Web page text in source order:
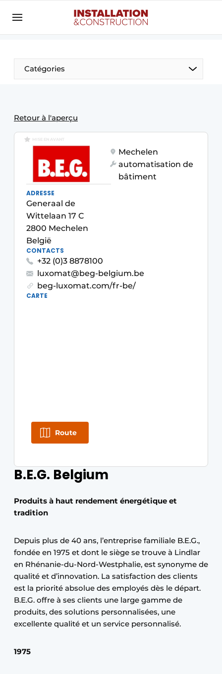
Contact
Contact direct
Enregistrer une offre d’emploi
EntreprisesMerci de votre inscription
S’inscrire
Home
Meest gelezen
Newsletter
Podcasts
Privacy / Cookie statement
S’inscrire à l’événement
S’inscrire
Termes et conditions
Video’s
Catégories
Électricité
Photovoltaïques
Smart homes
Retour à l'aperçu
B.E.G. Belgium
Produits à haut rendement énergétique et
tradition
Depuis plus de 40 ans, l’entreprise familiale B.E.G.,
fondée en 1975 et dont le siège se trouve à Lindlar
en Rhénanie-du-Nord-Westphalie, est synonyme de
qualité et d’innovation. La satisfaction des clients
est la priorité absolue des employés dès le départ.
B.E.G. offre à ses clients une large gamme de
produits, des solutions personnalisées, une
excellente qualité et un service personnalisé.
1975
MISE EN AVANT
Mechelen
automatisation de
bâtiment
ADRESSE
Generaal de
Wittelaan 17 C
2800 Mechelen
België
CONTACTS
+32 (0)3 8878100
luxomat@beg-belgium.be
beg-luxomat.com/fr-be/
CARTE
Route